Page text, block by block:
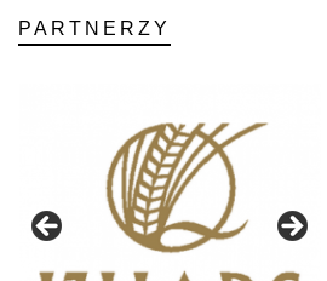
PARTNERZY